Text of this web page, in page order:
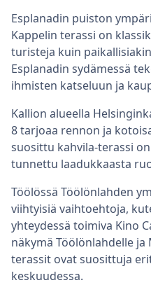
Esplanadin puiston
Kappelin terassi on
turisteja kuin
Esplanadin sydämessä
ihmisten katseluun ja
Kallion alueella
8 tarjoaa rennon ja
suosittu kahvila-terassi
tunnettu laadukkaasta
Töölössä Töölönlahden
viihtyisiä vaihtoehtoja,
yhteydessä toimiva Kino
näkymä Töölönlahdelle
terassit ovat suosittuja
keskuudessa.